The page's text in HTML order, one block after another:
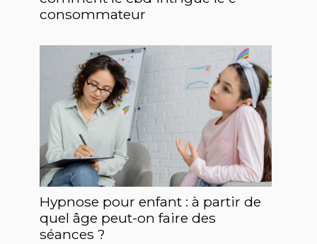
consommateur
Hypnose pour enfant : à partir de
quel âge peut-on faire des
séances ?